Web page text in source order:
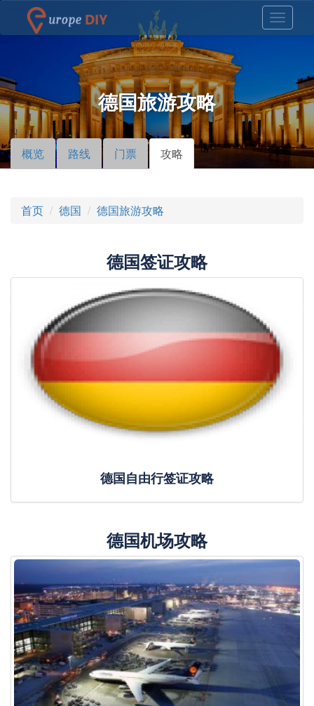
德国旅游攻略
主标签
概览 路线 门票 攻略 （活
动标
首页
德国 德国旅游攻略
德国签证攻略
德国自由行签证攻略
德国机场攻略